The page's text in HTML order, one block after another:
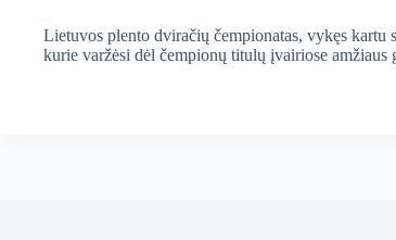
Lietuvos plento dviračių čempionatas, vykęs kartu
kurie varžėsi dėl čempionų titulų įvairiose amžiaus